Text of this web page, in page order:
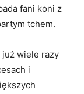
fani koni z
tchem.
już wiele razy
i